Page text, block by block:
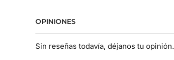
OPINIONES
Sin reseñas todavía, déjanos tu opinión.